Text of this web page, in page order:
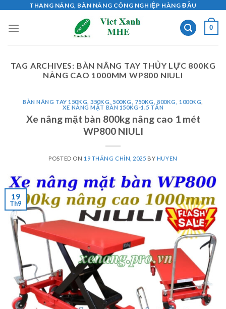
content
THANG NÂNG, BÀN NÂNG CÔNG NGHIỆP HÀNG ĐẦU
0
TAG ARCHIVES: BÀN NÂNG TAY THỦY LỰC 800KG
NÂNG CAO 1000MM WP800 NIULI
BÀN NÂNG TAY 150KG, 350KG, 500KG, 750KG, 800KG, 1000KG
XE NÂNG MẶT BÀN 150KG-1.5 TẤN
Xe nâng mặt bàn 800kg nâng cao 1 mét
WP800 NIULI
POSTED ON 19 THÁNG CHÍN, 2025 BY HUYEN
19
Th9